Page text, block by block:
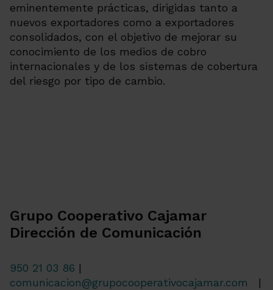
eminentemente prácticas, dirigidas tanto a
nuevos exportadores como a exportadores
consolidados, con el objetivo de mejorar su
conocimiento de los medios de cobro
internacionales y de los sistemas de cobertura
del riesgo por tipo de cambio.
Grupo Cooperativo Cajamar
Dirección de Comunicación
950 21 03 86 |
comunicacion@grupocooperativocajamar.com |